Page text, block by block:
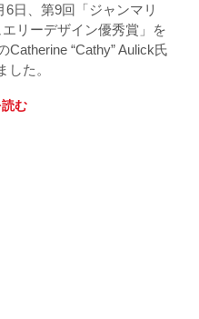
6日、第9回「ジャンマリ
リーデザイン優秀賞」を
“Cathy” Aulick氏
した。
む